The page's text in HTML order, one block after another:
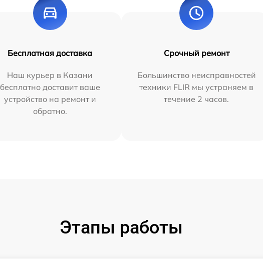
Бесплатная доставка
Наш курьер в Казани
бесплатно доставит ваше
устройство на ремонт и
обратно.
Срочный ремонт
Большинство неисправностей
техники FLIR мы устраняем в
течение 2 часов.
Этапы работы